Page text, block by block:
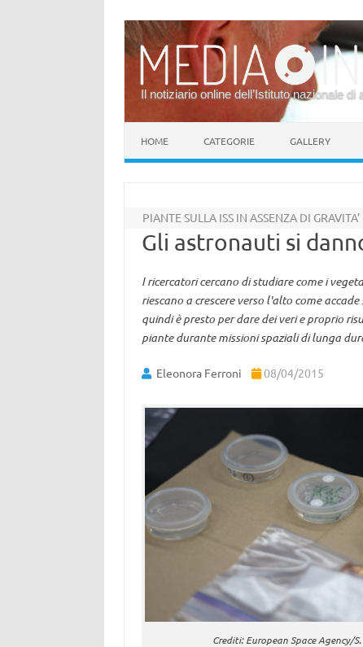
Il notiziario online dell’Istituto nazionale di
HOME CATEGORIE GALLERY
PIANTE SULLA ISS IN ASSENZA DI GRAVITA’
Gli astronauti si
I ricercatori cercano di studiare come i
riescano a crescere verso l'alto come
quindi è presto per dare dei veri e proprio
piante durante missioni spaziali di lunga
Eleonora Ferroni 08/04/2015
Crediti: European Space Agency/